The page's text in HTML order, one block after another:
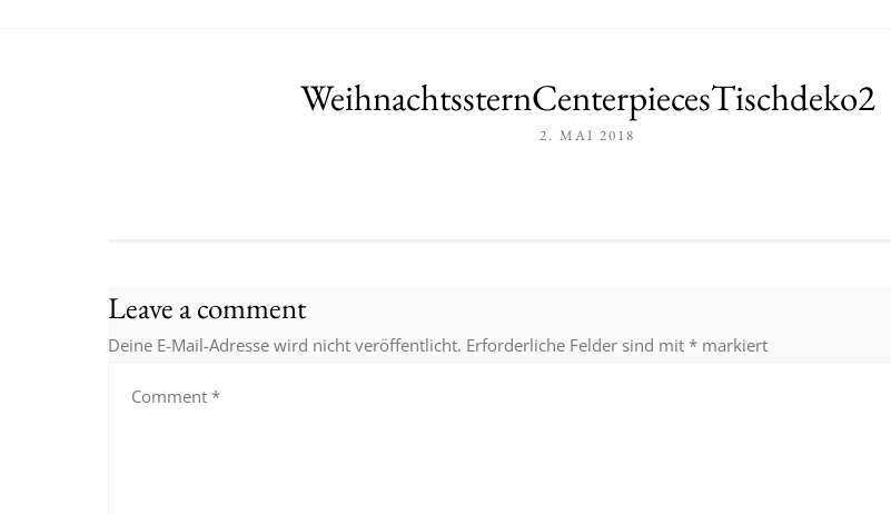
WeihnachtssternCenterpiecesTischdeko2
2. MAI 2018
Leave a comment
Deine E-Mail-Adresse wird nicht veröffentlicht. Erforderliche Felder sind mit * markiert